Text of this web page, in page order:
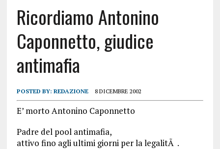
Ricordiamo Antonino
Caponnetto, giudice
antimafia
POSTED BY: REDAZIONE 8 DICEMBRE 2002
E’ morto Antonino Caponnetto
Padre del pool antimafia,
attivo fino agli ultimi giorni per la legalitÃ .